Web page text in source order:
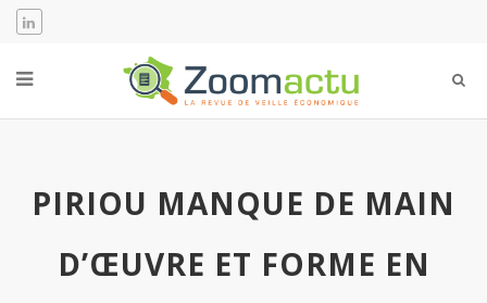
PIRIOU MANQUE DE MAIN
D’ŒUVRE ET FORME EN